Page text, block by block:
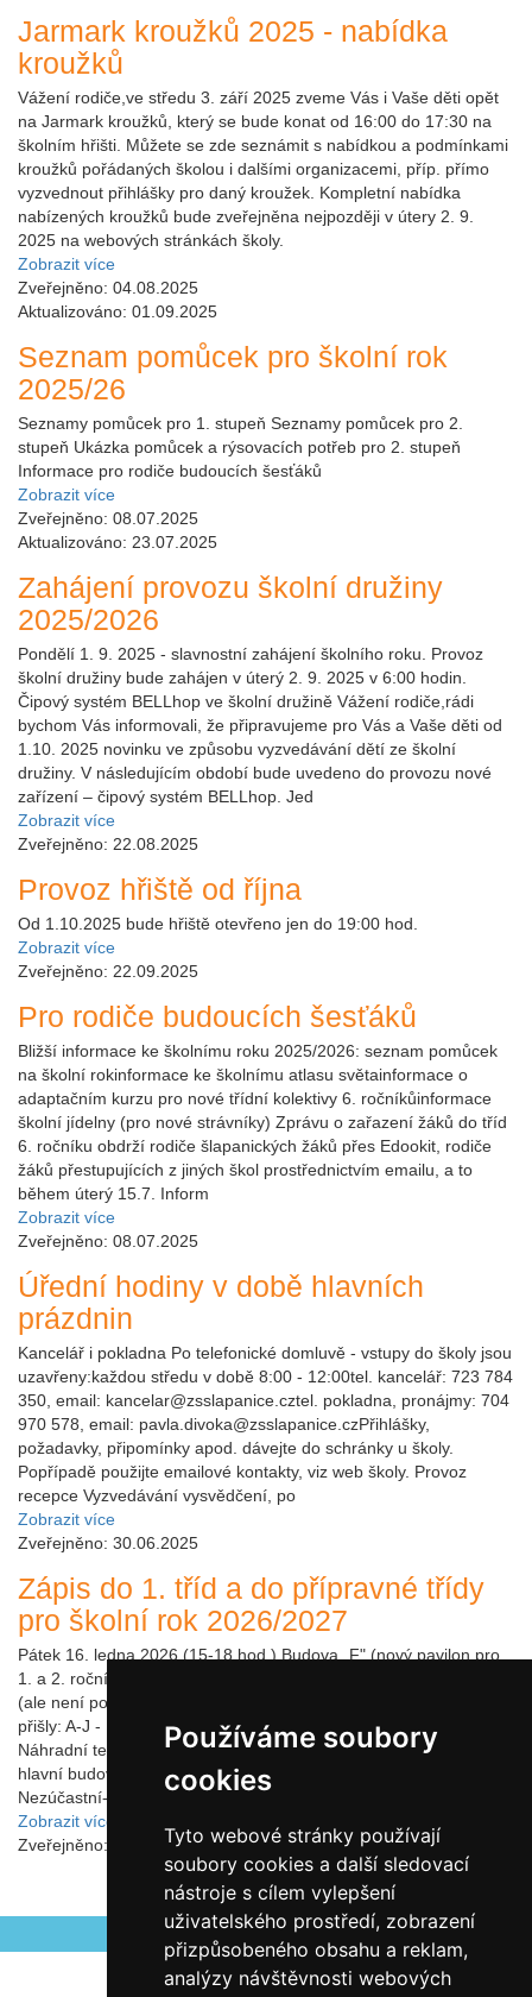
Používáme soubory
cookies
Tyto webové stránky používají
soubory cookies a další sledovací
nástroje s cílem vylepšení
uživatelského prostředí, zobrazení
přizpůsobeného obsahu a reklam,
analýzy návštěvnosti webových
Jarmark kroužků 2025 - nabídka
kroužků
Vážení rodiče,ve středu 3. září 2025 zveme Vás i Vaše děti opět
na Jarmark kroužků, který se bude konat od 16:00 do 17:30 na
školním hřišti. Můžete se zde seznámit s nabídkou a podmínkami
kroužků pořádaných školou i dalšími organizacemi, příp. přímo
vyzvednout přihlášky pro daný kroužek. Kompletní nabídka
nabízených kroužků bude zveřejněna nejpozději v útery 2. 9.
2025 na webových stránkách školy.
Zobrazit více
Zveřejněno: 04.08.2025
Aktualizováno: 01.09.2025
Seznam pomůcek pro školní rok
2025/26
Seznamy pomůcek pro 1. stupeň Seznamy pomůcek pro 2.
stupeň Ukázka pomůcek a rýsovacích potřeb pro 2. stupeň
Informace pro rodiče budoucích šesťáků
Zobrazit více
Zveřejněno: 08.07.2025
Aktualizováno: 23.07.2025
Zahájení provozu školní družiny
2025/2026
Pondělí 1. 9. 2025 - slavnostní zahájení školního roku. Provoz
školní družiny bude zahájen v úterý 2. 9. 2025 v 6:00 hodin.
Čipový systém BELLhop ve školní družině Vážení rodiče,rádi
bychom Vás informovali, že připravujeme pro Vás a Vaše děti od
1.10. 2025 novinku ve způsobu vyzvedávání dětí ze školní
družiny. V následujícím období bude uvedeno do provozu nové
zařízení – čipový systém BELLhop. Jed
Zobrazit více
Zveřejněno: 22.08.2025
Provoz hřiště od října
Od 1.10.2025 bude hřiště otevřeno jen do 19:00 hod.
Zobrazit více
Zveřejněno: 22.09.2025
Pro rodiče budoucích šesťáků
Bližší informace ke školnímu roku 2025/2026: seznam pomůcek
na školní rokinformace ke školnímu atlasu světainformace o
adaptačním kurzu pro nové třídní kolektivy 6. ročníkůinformace
školní jídelny (pro nové strávníky) Zprávu o zařazení žáků do tříd
6. ročníku obdrží rodiče šlapanických žáků přes Edookit, rodiče
žáků přestupujících z jiných škol prostřednictvím emailu, a to
během úterý 15.7. Inform
Zobrazit více
Zveřejněno: 08.07.2025
Úřední hodiny v době hlavních
prázdnin
Kancelář i pokladna Po telefonické domluvě - vstupy do školy jsou
uzavřeny:každou středu v době 8:00 - 12:00tel. kancelář: 723 784
350, email: kancelar@zsslapanice.cztel. pokladna, pronájmy: 704
970 578, email: pavla.divoka@zsslapanice.czPřihlášky,
požadavky, připomínky apod. dávejte do schránky u školy.
Popřípadě použijte emailové kontakty, viz web školy. Provoz
recepce Vyzvedávání vysvědčení, po
Zobrazit více
Zveřejněno: 30.06.2025
Zápis do 1. tříd a do přípravné třídy
pro školní rok 2026/2027
Pátek 16. ledna 2026 (15-18 hod.) Budova „F" (nový pavilon pro
1. a 2. ročník) Abychom zamezili dlouhým frontám, doporučujeme
(ale není podmínkou), aby děti s počátečním písmenem příjmení
přišly: A-J - 15.00-16.00K-P - 16.00-17.00R-Ž - 17.00-18.00
Náhradní termín zápisu je ve středu 21. 1. 2026 (14-16 hod.) v
hlavní budově, děti a rodiče si vyzvedneme na recepci školy.
Nezúčastní-li se rodič s dít
Zobrazit více
Zveřejněno: 04.11.2025